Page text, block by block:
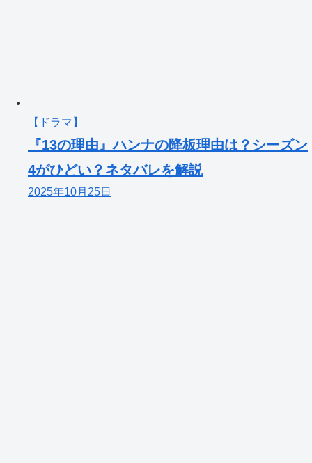
【ドラマ】
『13の理由』ハンナの降板理由は？シーズン
4がひどい？ネタバレを解説
2025年10月25日